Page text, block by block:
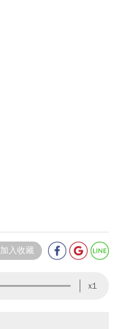
加入收藏
x1